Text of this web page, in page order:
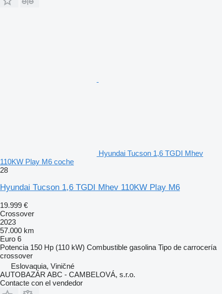
Hyundai Tucson 1,6 TGDI Mhev
110KW Play M6 coche
28
Hyundai Tucson 1,6 TGDI Mhev 110KW Play M6
19.999 €
Crossover
2023
57.000 km
Euro 6
Potencia 150 Hp (110 kW) Combustible gasolina Tipo de carrocería
crossover
Eslovaquia, Viničné
AUTOBAZÁR ABC - CAMBELOVÁ, s.r.o.
Contacte con el vendedor